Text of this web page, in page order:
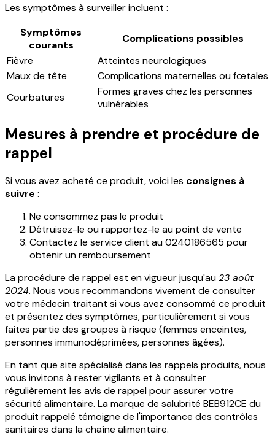
Les symptômes à surveiller incluent :
Symptômes
courants
Complications possibles
Fièvre
Atteintes neurologiques
Maux de tête
Complications maternelles ou fœtales
Courbatures
Formes graves chez les personnes
vulnérables
Mesures à prendre et procédure de
rappel
Si vous avez acheté ce produit, voici les consignes à
suivre :
Ne consommez pas le produit
Détruisez-le ou rapportez-le au point de vente
Contactez le service client au 0240186565 pour
obtenir un remboursement
La procédure de rappel est en vigueur jusqu'au23 août
2024. Nous vous recommandons vivement de consulter
votre médecin traitant si vous avez consommé ce produit
et présentez des symptômes, particulièrement si vous
faites partie des groupes à risque (femmes enceintes,
personnes immunodéprimées, personnes âgées).
En tant que site spécialisé dans les rappels produits, nous
vous invitons à rester vigilants et à consulter
régulièrement les avis de rappel pour assurer votre
sécurité alimentaire. La marque de salubrité BEB912CE du
produit rappelé témoigne de l'importance des contrôles
sanitaires dans la chaîne alimentaire.